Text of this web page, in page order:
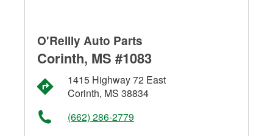
O'Reilly Auto Parts
Corinth, MS #1083
1415 Highway 72 East
Corinth, MS 38834
(662) 286-2779